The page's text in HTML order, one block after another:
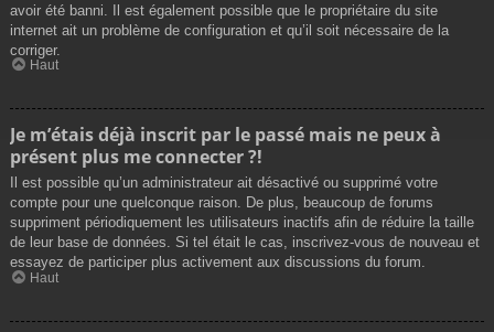
avoir été banni. Il est également possible que le propriétaire du site
internet ait un problème de configuration et qu’il soit nécessaire de la
corriger.
Haut
Je m’étais déjà inscrit par le passé mais ne peux à
présent plus me connecter ?!
Il est possible qu’un administrateur ait désactivé ou supprimé votre
compte pour une quelconque raison. De plus, beaucoup de forums
suppriment périodiquement les utilisateurs inactifs afin de réduire la taille
de leur base de données. Si tel était le cas, inscrivez-vous de nouveau et
essayez de participer plus activement aux discussions du forum.
Haut